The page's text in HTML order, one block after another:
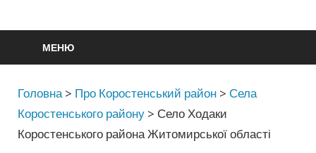
МЕНЮ
Головна > Про Коростенський район >Села
Коростенського району > Село Ходаки
Коростенського района Житомирської області